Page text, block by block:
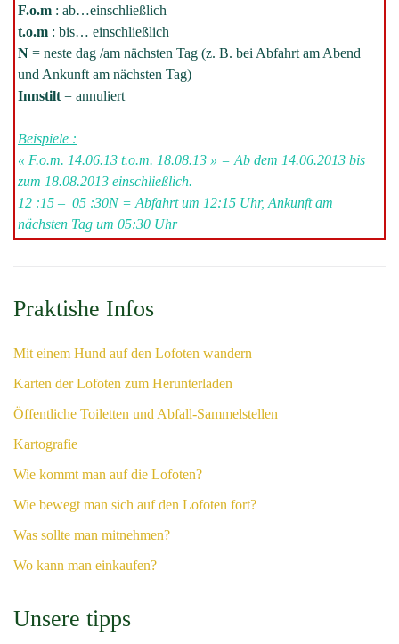
F.o.m : ab…einschließlich
t.o.m : bis… einschließlich
N = neste dag /am nächsten Tag (z. B. bei Abfahrt am Abend
und Ankunft am nächsten Tag)
Innstilt = annuliert
Beispiele :
« F.o.m. 14.06.13 t.o.m. 18.08.13 » = Ab dem 14.06.2013 bis
zum 18.08.2013 einschließlich.
12 :15 – 05 :30N = Abfahrt um 12:15 Uhr, Ankunft am
nächsten Tag um 05:30 Uhr
Praktishe Infos
Mit einem Hund auf den Lofoten wandern
Karten der Lofoten zum Herunterladen
Öffentliche Toiletten und Abfall-Sammelstellen
Kartografie
Wie kommt man auf die Lofoten?
Wie bewegt man sich auf den Lofoten fort?
Was sollte man mitnehmen?
Wo kann man einkaufen?
Unsere tipps